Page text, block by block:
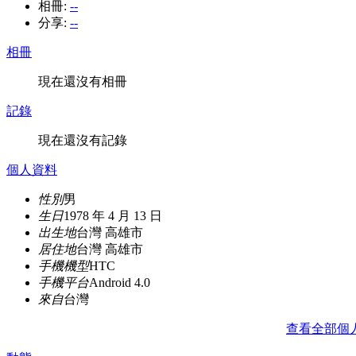
相冊: --
分享: --
相冊
現在還沒有相冊
記錄
現在還沒有記錄
個人資料
性別男
生日1978 年 4 月 13 日
出生地台灣 高雄市
居住地台灣 高雄市
手機機型HTC
手機平台Android 4.0
來自台灣
查看全部個